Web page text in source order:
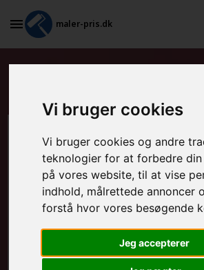
Vi bruger cookies
Vi bruger cookies og andre
teknologier for at forbedre din
på vores website, til at vise
indhold, målrettede annoncer
forstå hvor vores besøgende
Jeg accepterer
maler-pris.dk
Beregn prisen her
MALEROPGAVER - INDVENDIGT:
MALEROPGAVER - UDVENDIGT: